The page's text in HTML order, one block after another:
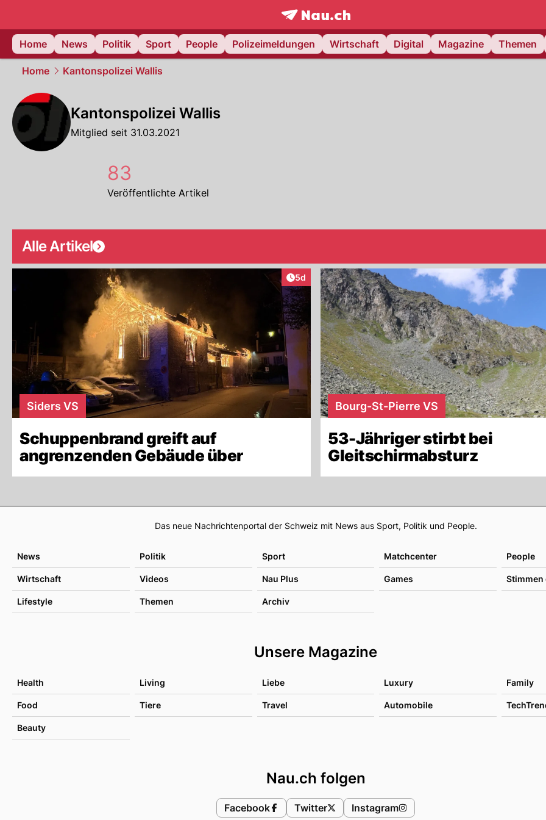
frontpage.NAU.ch
Home
News Politik Sport People Polizeimeldungen Wirtschaft Digital Magazine Themen
Home Kantonspolizei Wallis
Kantonspolizei Wallis
Mitglied seit 31.03.2021
83
Veröffentlichte Artikel
Alle Artikel
Artikel veröffentlicht:
5d
Siders VS
Schuppenbrand greift auf
angrenzenden Gebäude über
Bourg-St-Pierre VS
53-Jähriger stirbt bei
Gleitschirmabsturz
Footer
Das neue Nachrichtenportal der Schweiz mit News aus Sport, Politik und People.
News Politik Sport Matchcenter People
Wirtschaft Videos Nau Plus Games Stimmen
Lifestyle Themen Archiv
Unsere Magazine
Health Living Liebe Luxury Family
Food Tiere Travel Automobile
Beauty
Nau.ch folgen
Facebook Twitter Instagram